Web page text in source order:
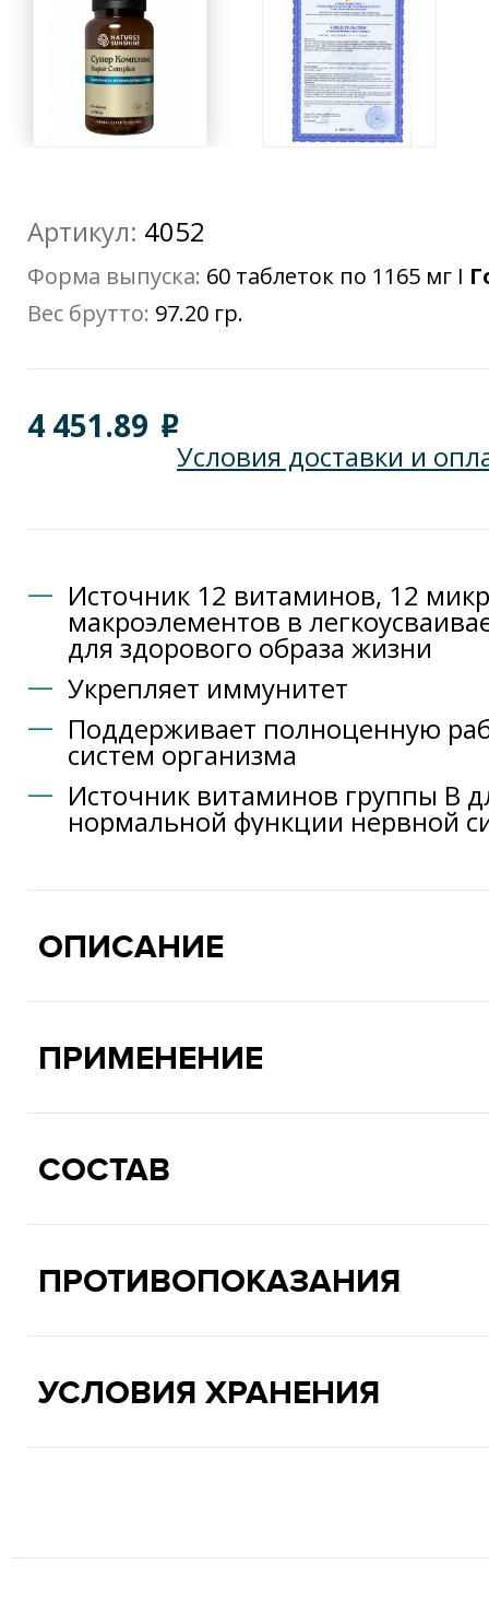
Артикул: 4052
Форма выпуска: 60 таблеток по 1165 мг I
Вес брутто: 97.20 гр.
4 451.89 o
Условия доставки и
Источник 12 витаминов, 12
макроэлементов в
для здорового образа жизни
Укрепляет иммунитет
Поддерживает полноценную
систем организма
Источник витаминов группы B
нормальной функции нервной
ОПИСАНИЕ
ПРИМЕНЕНИЕ
СОСТАВ
ПРОТИВОПОКАЗАНИЯ
УСЛОВИЯ ХРАНЕНИЯ